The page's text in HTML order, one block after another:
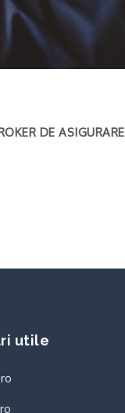
DE ASIGURARE
utile